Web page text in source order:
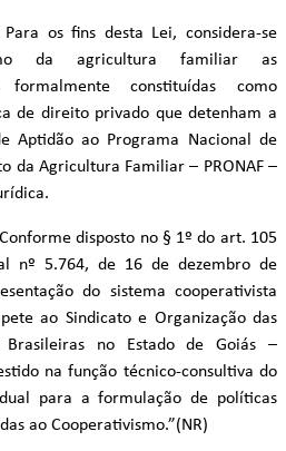
os fins desta Lei, considera-se
da agricultura familiar as
formalmente constituídas como
de direito privado que detenham a
Aptidão ao Programa Nacional de
da Agricultura Familiar – PRONAF –
disposto no § 1º do art. 105
nº 5.764, de 16 de dezembro de
do sistema cooperativista
ao Sindicato e Organização das
Brasileiras no Estado de Goiás –
na função técnico-consultiva do
para a formulação de políticas
ao Cooperativismo.”(NR)